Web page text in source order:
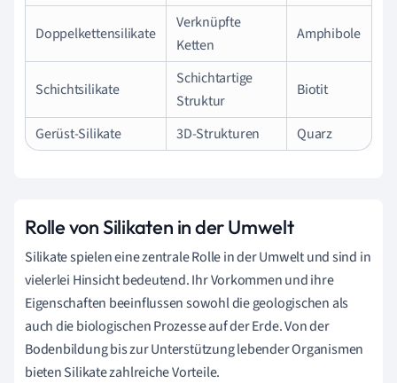
Doppelkettensilikate
Verknüpfte
Ketten
Amphibole
Schichtsilikate
Schichtartige
Struktur
Biotit
Gerüst-Silikate 3D-Strukturen Quarz
Rolle von Silikaten in der Umwelt
Silikate spielen eine zentrale Rolle in der Umwelt und sind in
vielerlei Hinsicht bedeutend. Ihr Vorkommen und ihre
Eigenschaften beeinflussen sowohl die geologischen als
auch die biologischen Prozesse auf der Erde. Von der
Bodenbildung bis zur Unterstützung lebender Organismen
bieten Silikate zahlreiche Vorteile.